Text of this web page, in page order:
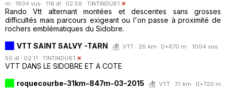
m · 1934 vus · 116 dl · 02:59 · TINTINDU81
Rando Vtt alternant montées et descentes sans grosses
difficultés mais parcours exigeant ou l'on passe à proximité de
rochers emblématiques du Sidobre.
VTT SAINT SALVY -TARN
VTT · 26 km · D+670 m · 1004 vus ·
50 dl · 02:11 · TINTINDU81
VTT DANS LE SIDOBRE ET A COTE
roquecourbe-31km-847m-03-2015
VTT · 31 km · D+720 m